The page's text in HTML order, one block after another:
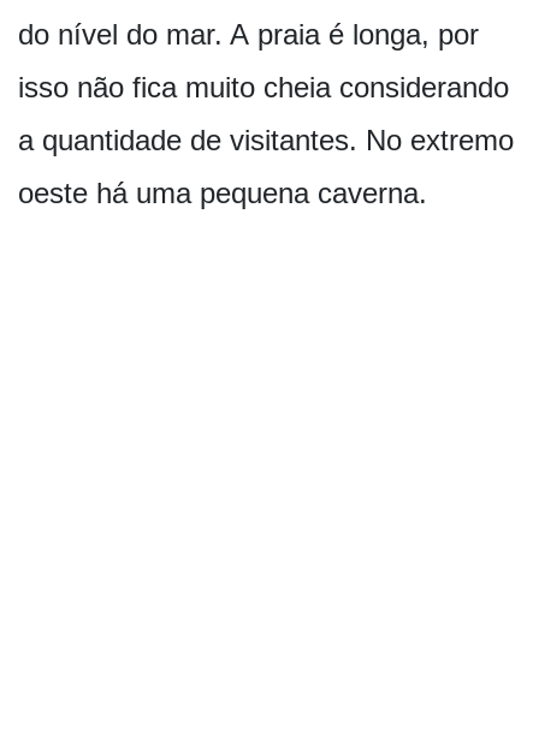
do nível do mar. A praia é longa, por
isso não fica muito cheia considerando
a quantidade de visitantes. No extremo
oeste há uma pequena caverna.